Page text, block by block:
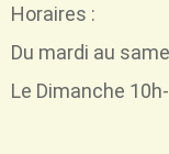
Horaires :
Du mardi au
Le Dimanche